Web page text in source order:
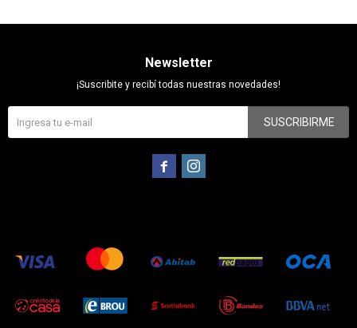
Newsletter
¡Suscribite y recibí todas nuestras novedades!
SUSCRIBIRME
 